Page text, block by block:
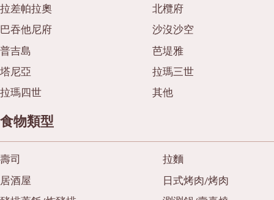
拉差帕拉奧
北欖府
巴吞他尼府
沙沒沙空
普吉島
芭堤雅
塔尼亞
拉瑪三世
拉瑪四世
其他
食物類型
壽司
拉麵
居酒屋
日式烤肉/烤肉